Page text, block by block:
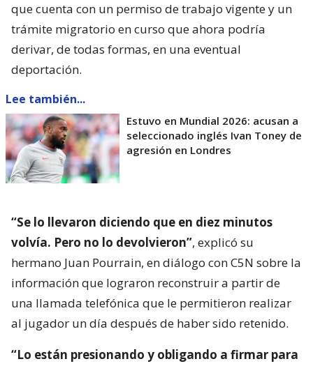
que cuenta con un permiso de trabajo vigente y un
trámite migratorio en curso que ahora podría
derivar, de todas formas, en una eventual
deportación.
Lee también...
Estuvo en Mundial 2026: acusan a
seleccionado inglés Ivan Toney de
agresión en Londres
“Se lo llevaron diciendo que en diez minutos
volvía. Pero no lo devolvieron”, explicó su
hermano Juan Pourrain, en diálogo con C5N sobre la
información que lograron reconstruir a partir de
una llamada telefónica que le permitieron realizar
al jugador un día después de haber sido retenido.
“Lo están presionando y obligando a firmar para